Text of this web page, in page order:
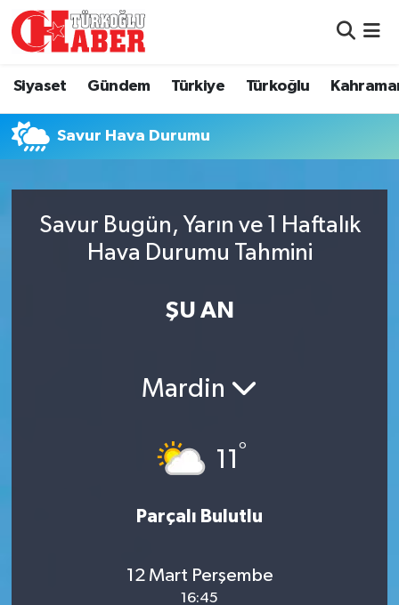
Siyaset Gündem Türkiye Türkoğlu
Savur Hava Durumu
Savur Bugün, Yarın ve 1 Haftalık
Hava Durumu Tahmini
ŞU AN
Mardin
11 °
Parçalı Bulutlu
12 Mart Perşembe
16:45
Gündem
Türkiye
Kahramanmaraş
Hava Durumu
Namaz Vakitleri
Süper Lig Puan Durumu ve Fikstür